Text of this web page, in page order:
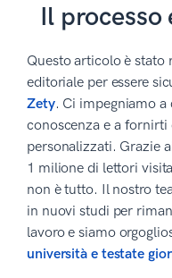
Il
Questo articolo è stato
editoriale per essere
Zety. Ci impegniamo a
conoscenza e a
personalizzati. Grazie
1 milione di lettori
non è tutto. Il nostro
in nuovi studi per
lavoro e siamo
università e testate